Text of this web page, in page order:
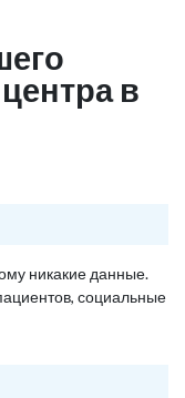
центра в
никакие данные.
социальные